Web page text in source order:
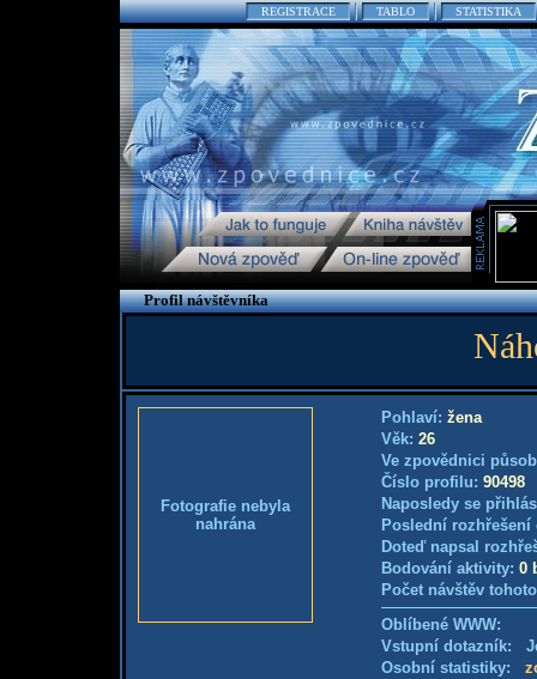
REGISTRACE TABLO STATISTIKA
Profil návštěvníka
Fotografie nebyla
nahrána
Pohlaví: žena
Věk: 26
Ve zpovědnici
Číslo profilu: 90498
Naposledy se
Poslední
Doteď napsal
Bodování aktivity: 0
Počet návštěv
Oblíbené WWW:
Vstupní dotazník:
Osobní statistiky: